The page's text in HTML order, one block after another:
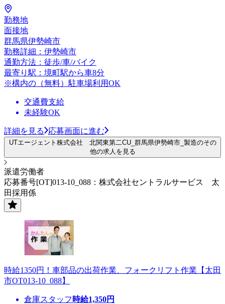
勤務地
面接地
群馬県伊勢崎市
勤務詳細：伊勢崎市
通勤方法：徒歩/車/バイク
最寄り駅：境町駅から車8分
※構内の（無料）駐車場利用OK
交通費支給
未経験OK
詳細を見る 応募画面に進む
UTエージェント株式会社 北関東第二CU_群馬県伊勢崎市_製造のその
他の求人を見る
派遣労働者
応募番号[OT]013-10_088：株式会社セントラルサービス 太
田採用係
時給1350円！車部品の出荷作業、フォークリフト作業【太田
市OT013-10_088】
倉庫スタッフ 時給1,350円